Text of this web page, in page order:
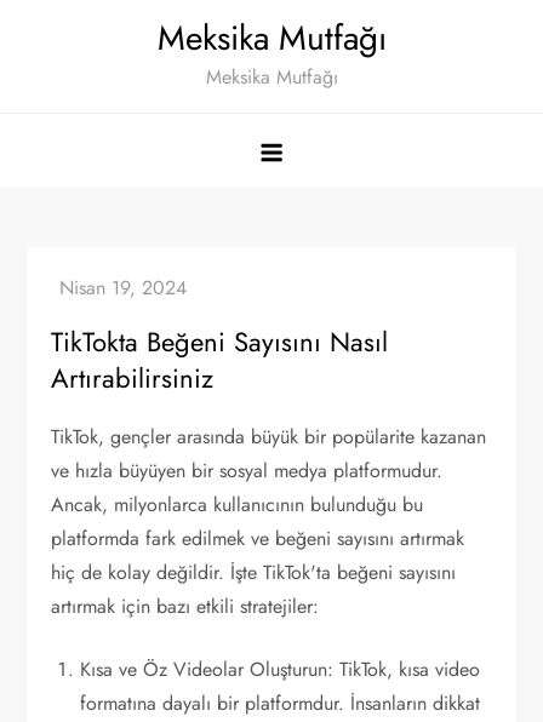
Meksika Mutfağı
Meksika Mutfağı
TikTokta Beğeni Sayısını Nasıl
Artırabilirsiniz
TikTok, gençler arasında büyük bir popülarite kazanan
ve hızla büyüyen bir sosyal medya platformudur.
Ancak, milyonlarca kullanıcının bulunduğu bu
platformda fark edilmek ve beğeni sayısını artırmak
hiç de kolay değildir. İşte TikTok'ta beğeni sayısını
artırmak için bazı etkili stratejiler:
Kısa ve Öz Videolar Oluşturun: TikTok, kısa video
formatına dayalı bir platformdur. İnsanların dikkat